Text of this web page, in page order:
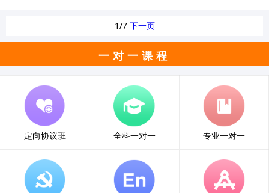
1/7 下一页
一对一课程
定向协议班 全科一对一 专业一对一